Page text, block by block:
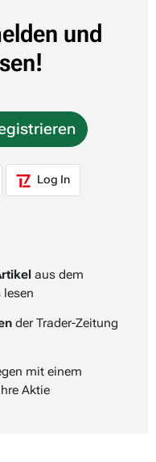
und
Log In
aus dem
lesen
der Trader-Zeitung
mit einem
Aktie